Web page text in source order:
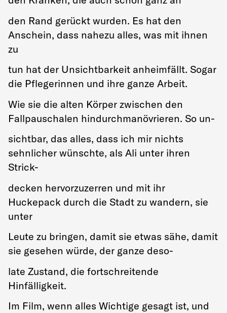
den Rand gerückt wurden. Es hat den
Anschein, dass nahezu alles, was mit ihnen
zu
tun hat der Unsichtbarkeit anheimfällt. Sogar
die Pflegerinnen und ihre ganze Arbeit.
Wie sie die alten Körper zwischen den
Fallpauschalen hindurchmanövrieren. So un-
sichtbar, das alles, dass ich mir nichts
sehnlicher wünschte, als Ali unter ihren
Strick-
decken hervorzuzerren und mit ihr
Huckepack durch die Stadt zu wandern, sie
unter
Leute zu bringen, damit sie etwas sähe, damit
sie gesehen würde, der ganze deso-
late Zustand, die fortschreitende
Hinfälligkeit.
Im Film, wenn alles Wichtige gesagt ist, und